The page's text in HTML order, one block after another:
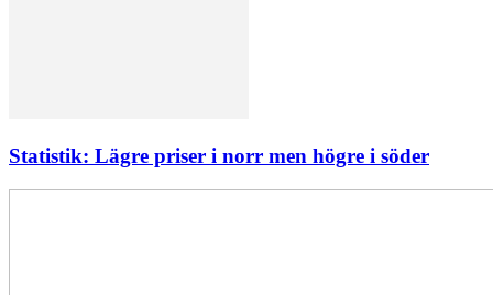
Statistik: Lägre priser i norr men högre i söder